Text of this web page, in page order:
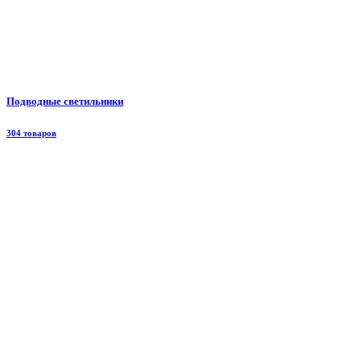
Подводные светильники
304 товаров